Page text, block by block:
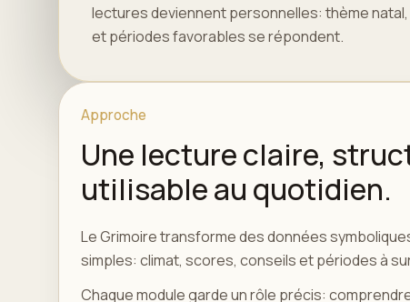
lectures deviennent personnelles: thème
et périodes favorables se répondent.
Approche
Une lecture claire,
utilisable au quotidien.
Le Grimoire transforme des données
simples: climat, scores, conseils et périodes à
Chaque module garde un rôle précis: